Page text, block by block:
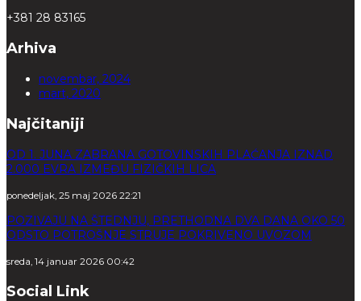
+381 28 83165
Arhiva
novembar, 2024
mart, 2020
Najčitaniji
OD 1. JUNA ZABRANA GOTOVINSKIH PLAĆANJA IZNAD
2.000 EVRA IZMEĐU FIZIČKIH LICA
ponedeljak, 25 maj 2026 22:21
POZIVAJU NA ŠTEDNJU, PRETHODNA DVA DANA OKO 50
ODSTO POTROŠNJE STRUJE POKRIVENO UVOZOM
sreda, 14 januar 2026 00:42
Social Link